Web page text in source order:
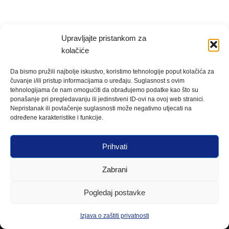
Upravljajte pristankom za
kolačiće
Da bismo pružili najbolje iskustvo, koristimo tehnologije poput kolačića za
čuvanje i/ili pristup informacijama o uređaju. Suglasnost s ovim
tehnologijama će nam omogućiti da obrađujemo podatke kao što su
ponašanje pri pregledavanju ili jedinstveni ID-ovi na ovoj web stranici.
Nepristanak ili povlačenje suglasnosti može negativno utjecati na
određene karakteristike i funkcije.
Prihvati
Zabrani
Pogledaj postavke
Izjava o zaštiti privatnosti
Neve| Powered byWordPress